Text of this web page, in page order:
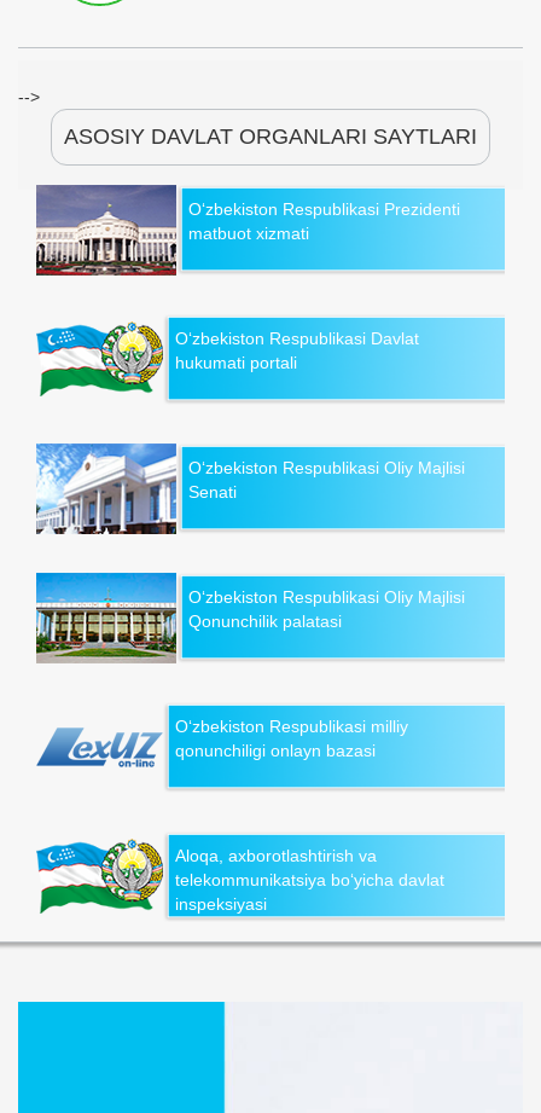
-->
ASOSIY DAVLAT ORGANLARI SAYTLARI
O‘zbekiston Respublikasi Prezidenti
matbuot xizmati
O‘zbekiston Respublikasi Davlat
hukumati portali
O‘zbekiston Respublikasi Oliy Majlisi
Senati
O‘zbekiston Respublikasi Oliy Majlisi
Qonunchilik palatasi
O‘zbekiston Respublikasi milliy
qonunchiligi onlayn bazasi
Aloqa, axborotlashtirish va
telekommunikatsiya bo‘yicha davlat
inspeksiyasi